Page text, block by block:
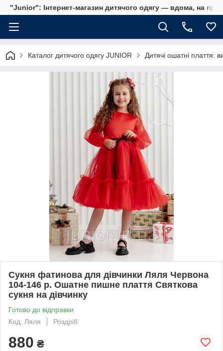
"Junior": Інтернет-магазин дитячого одягу — вдома, на
Каталог дитячого одягу JUNIOR Дитячі ошатні плаття:
Сукня фатинова для дівчинки Ляля Червона
104-146 р. Ошатне пишне плаття Святкова
сукня на дівчинку
Готово до відправки
Код: Ляля
Роздріб
880 ₴